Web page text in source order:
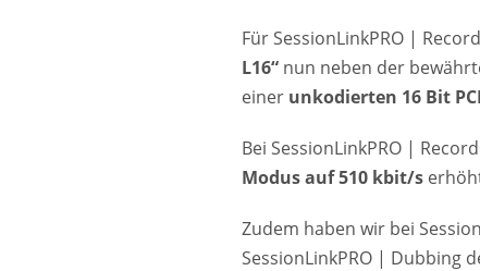
Für SessionLinkPRO |
L16“ nun neben der
einer unkodierten 16 Bit
Bei SessionLinkPRO |
Modus auf 510 kbit/s
Zudem haben wir bei
SessionLinkPRO | Dubbing